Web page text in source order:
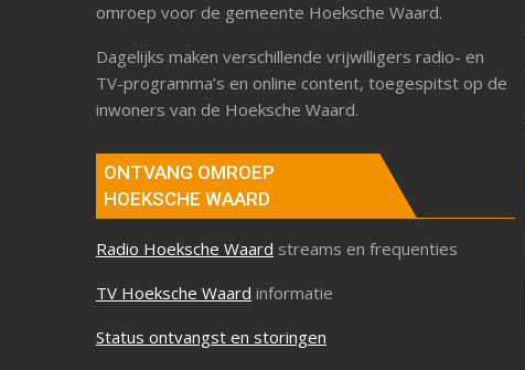
omroep voor de gemeente Hoeksche Waard.
Dagelijks maken verschillende vrijwilligers radio- en
TV-programma’s en online content, toegespitst op de
inwoners van de Hoeksche Waard.
ONTVANG OMROEP
HOEKSCHE WAARD
Radio Hoeksche Waard streams en frequenties
TV Hoeksche Waard informatie
Status ontvangst en storingen